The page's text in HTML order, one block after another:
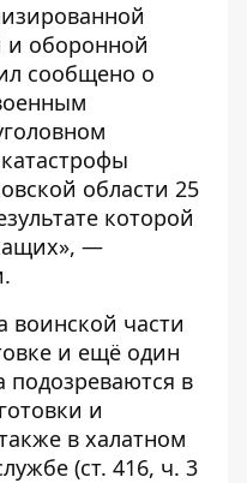
и оборонной
сообщено о
области 25
которой
—
воинской части
и ещё один
подозреваются в
и
в халатном
(ст. 416, ч. 3